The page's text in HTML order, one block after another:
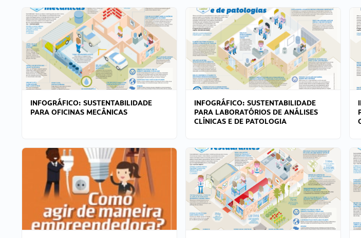
INFOGRÁFICO: SUSTENTABILIDADE
PARA OFICINAS MECÂNICAS
INFOGRÁFICO: SUSTENTABILIDADE
PARA LABORATÓRIOS DE ANÁLISES
CLÍNICAS E DE PATOLOGIA